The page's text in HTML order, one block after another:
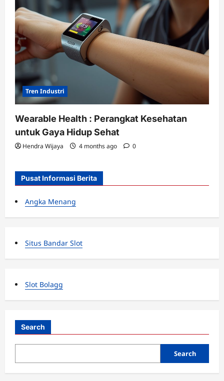
Tren Industri
Wearable Health : Perangkat Kesehatan
untuk Gaya Hidup Sehat
Hendra Wijaya 4 months ago 0
Pusat Informasi Berita
Angka Menang
Situs Bandar Slot
Slot Bolagg
Search
Search